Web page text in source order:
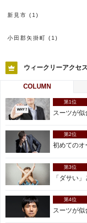
新見市 (1)
小田郡矢掛町 (1)
ウィークリーアクセ
COLUMN
第1位
スーツが
第2位
初めてのオ
第3位
「ダサい
第4位
スーツが